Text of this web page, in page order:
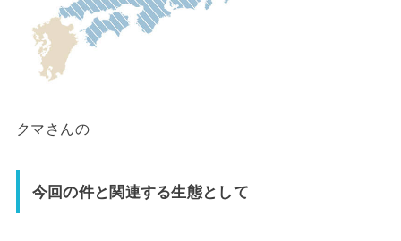
クマさんの
今回の件と関連する生態として